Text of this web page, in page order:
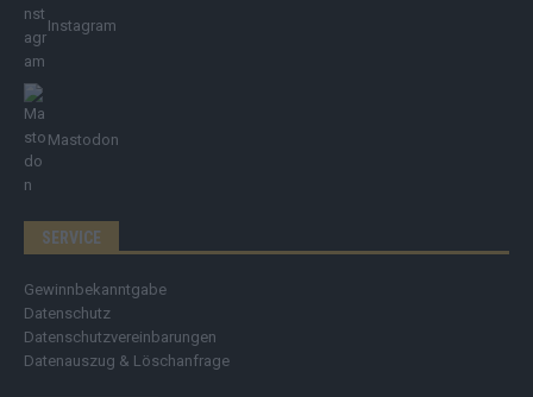
Instagram
Mastodon
SERVICE
Gewinnbekanntgabe
Datenschutz
Datenschutzvereinbarungen
Datenauszug & Löschanfrage